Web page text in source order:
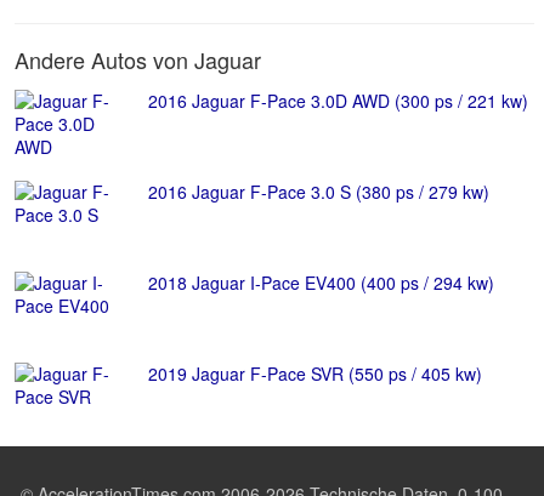
Andere Autos von Jaguar
2016 Jaguar F-Pace 3.0D AWD (300 ps / 221 kw)
2016 Jaguar F-Pace 3.0 S (380 ps / 279 kw)
2018 Jaguar I-Pace EV400 (400 ps / 294 kw)
2019 Jaguar F-Pace SVR (550 ps / 405 kw)